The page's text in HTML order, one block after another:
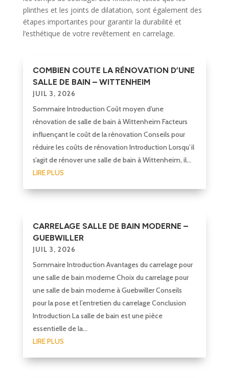
plinthes et les joints de dilatation, sont également des
étapes importantes pour garantir la durabilité et
l’esthétique de votre revêtement en carrelage.
COMBIEN COUTE LA RÉNOVATION D’UNE
SALLE DE BAIN – WITTENHEIM
JUIL 3, 2026
Sommaire Introduction Coût moyen d’une
rénovation de salle de bain à Wittenheim Facteurs
influençant le coût de la rénovation Conseils pour
réduire les coûts de rénovation Introduction Lorsqu’il
s’agit de rénover une salle de bain à Wittenheim, il...
LIRE PLUS
CARRELAGE SALLE DE BAIN MODERNE –
GUEBWILLER
JUIL 3, 2026
Sommaire Introduction Avantages du carrelage pour
une salle de bain moderne Choix du carrelage pour
une salle de bain moderne à Guebwiller Conseils
pour la pose et l’entretien du carrelage Conclusion
Introduction La salle de bain est une pièce
essentielle de la...
LIRE PLUS